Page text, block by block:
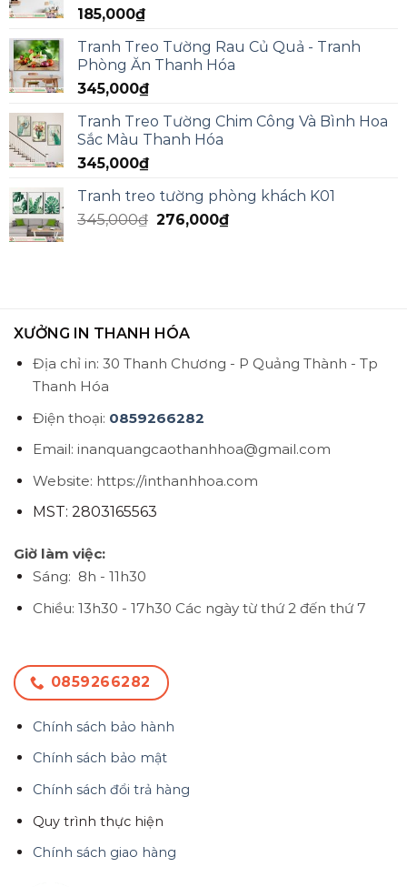
185,000₫
Tranh Treo Tường Rau Củ Quả - Tranh
Phòng Ăn Thanh Hóa
345,000₫
Tranh Treo Tường Chim Công Và Bình Hoa
Sắc Màu Thanh Hóa
345,000₫
Tranh treo tường phòng khách K01
345,000₫ 276,000₫
XƯỞNG IN THANH HÓA
Địa chỉ in: 30 Thanh Chương - P Quảng Thành - Tp
Thanh Hóa
Điện thoại: 0859266282
Email: inanquangcaothanhhoa@gmail.com
Website: https://inthanhhoa.com
MST: 2803165563
Giờ làm việc:
Sáng: 8h - 11h30
Chiều: 13h30 - 17h30 Các ngày từ thứ 2 đến thứ 7
0859266282
Chính sách bảo hành
Chính sách bảo mật
Chính sách đổi trả hàng
Quy trình thực hiện
Chính sách giao hàng